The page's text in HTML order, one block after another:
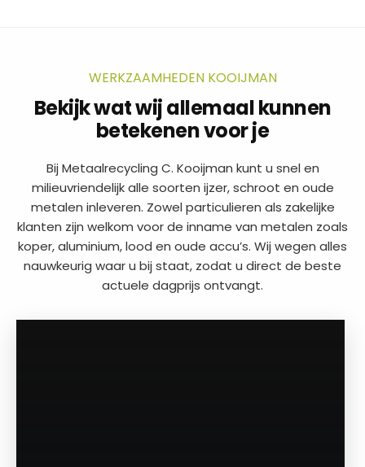
WERKZAAMHEDEN KOOIJMAN
Bekijk wat wij allemaal kunnen
betekenen voor je
Bij Metaalrecycling C. Kooijman kunt u snel en
milieuvriendelijk alle soorten ijzer, schroot en oude
metalen inleveren. Zowel particulieren als zakelijke
klanten zijn welkom voor de inname van metalen zoals
koper, aluminium, lood en oude accu’s. Wij wegen alles
nauwkeurig waar u bij staat, zodat u direct de beste
actuele dagprijs ontvangt.